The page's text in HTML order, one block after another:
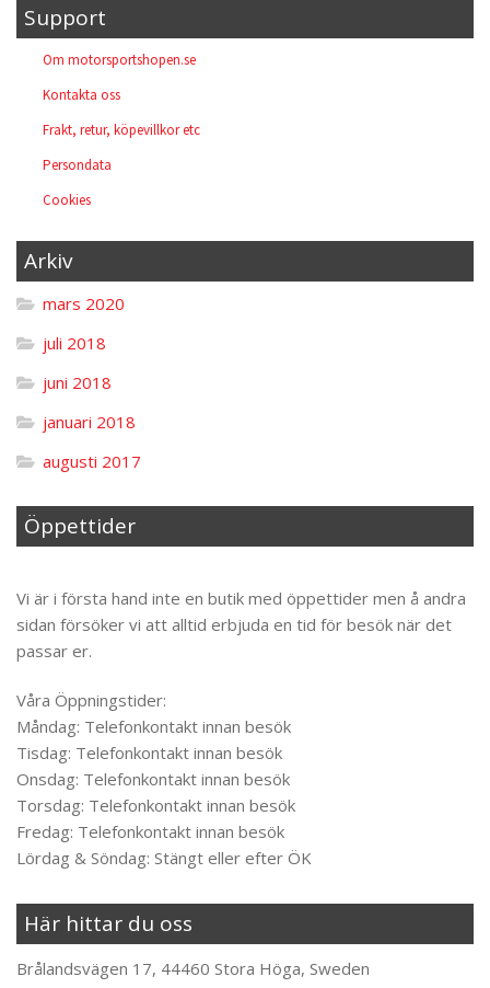
Support
Om motorsportshopen.se
Kontakta oss
Frakt, retur, köpevillkor etc
Persondata
Cookies
Arkiv
mars 2020
juli 2018
juni 2018
januari 2018
augusti 2017
Öppettider
Vi är i första hand inte en butik med öppettider men å andra
sidan försöker vi att alltid erbjuda en tid för besök när det
passar er.
Våra Öppningstider:
Måndag: Telefonkontakt innan besök
Tisdag: Telefonkontakt innan besök
Onsdag: Telefonkontakt innan besök
Torsdag: Telefonkontakt innan besök
Fredag: Telefonkontakt innan besök
Lördag & Söndag: Stängt eller efter ÖK
Här hittar du oss
Brålandsvägen 17, 44460 Stora Höga, Sweden